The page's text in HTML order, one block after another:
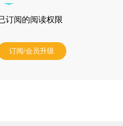
订阅的阅读权限
订阅/会员升级